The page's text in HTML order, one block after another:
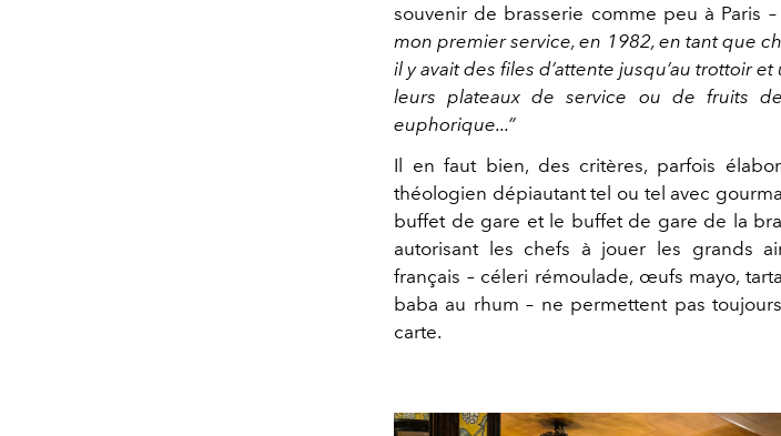
souvenir de brasserie comme peu à Paris
mon premier service, en 1982, en tant que
il y avait des files d’attente jusqu’au trottoir
leurs plateaux de service ou de fruits
euphorique...”
Il en faut bien, des critères, parfois
théologien dépiautant tel ou tel avec
buffet de gare et le buffet de gare de la
autorisant les chefs à jouer les grands
français – céleri rémoulade, œufs mayo,
baba au rhum – ne permettent pas
carte.